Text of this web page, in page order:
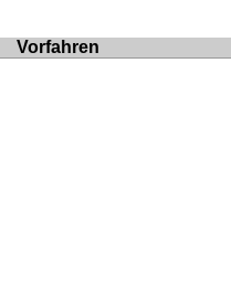
Vorfahren